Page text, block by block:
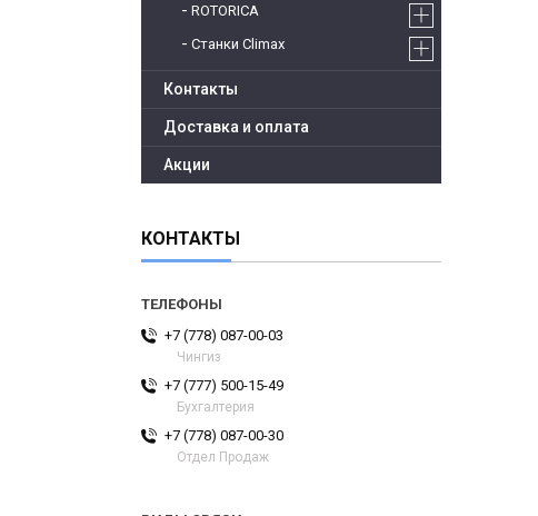
ROTORICA
Станки Climax
Контакты
Доставка и оплата
Акции
КОНТАКТЫ
+7 (778) 087-00-03
Чингиз
+7 (777) 500-15-49
Бухгалтерия
+7 (778) 087-00-30
Отдел Продаж